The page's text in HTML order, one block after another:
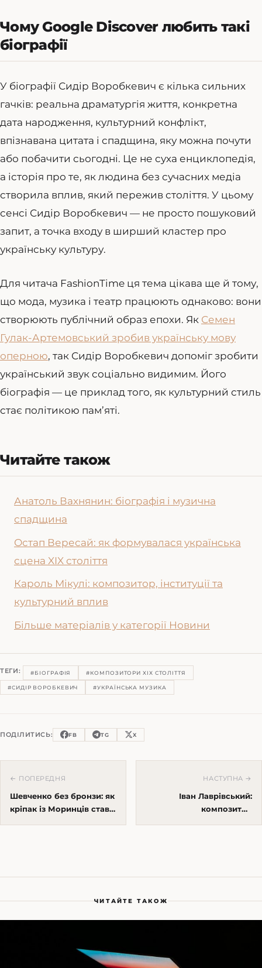
Чому Google Discover любить такі
біографії
У біографії Сидір Воробкевич є кілька сильних
гачків: реальна драматургія життя, конкретна
дата народження, культурний конфлікт,
впізнавана цитата і спадщина, яку можна почути
або побачити сьогодні. Це не суха енциклопедія,
а історія про те, як людина без сучасних медіа
створила вплив, який пережив століття. У цьому
сенсі Сидір Воробкевич — не просто пошуковий
запит, а точка входу в ширший кластер про
українську культуру.
Для читача FashionTime ця тема цікава ще й тому,
що мода, музика і театр працюють однаково: вони
створюють публічний образ епохи. Як Семен
Гулак-Артемовський зробив українську мову
оперною, так Сидір Воробкевич допоміг зробити
український звук соціально видимим. Його
біографія — це приклад того, як культурний стиль
стає політикою пам’яті.
Читайте також
Анатоль Вахнянин: біографія і музична
спадщина
Остап Вересай: як формувалася українська
сцена XIX століття
Кароль Мікулі: композитор, інституції та
культурний вплив
Більше матеріалів у категорії Новини
ТЕГИ: #БІОГРАФІЯ #КОМПОЗИТОРИ XIX СТОЛІТТЯ
#СИДІР ВОРОБКЕВИЧ #УКРАЇНСЬКА МУЗИКА
ПОДІЛИТИСЬ: FB TG X
← ПОПЕРЕДНЯ
Шевченко без бронзи: як
кріпак із Моринців став
НАСТУПНА →
Іван Лаврівський:
композитор
ЧИТАЙТЕ ТАКОЖ